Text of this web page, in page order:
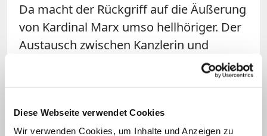
Diese Webseite verwendet Cookies
Wir verwenden Cookies, um Inhalte und Anzeigen zu
Da macht der Rückgriff auf die Äußerung
von Kardinal Marx umso hellhöriger. Der
Austausch zwischen Kanzlerin und
Kirchen, so scheint es, hat jedenfalls
nicht abgenommen, seit Marx unlängst
jüngsten Flüchtlingsgipfel nicht mit am